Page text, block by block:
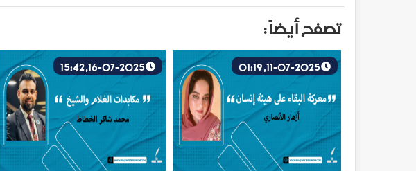
تصفح أيضاً :
16-07-2025, 15:42